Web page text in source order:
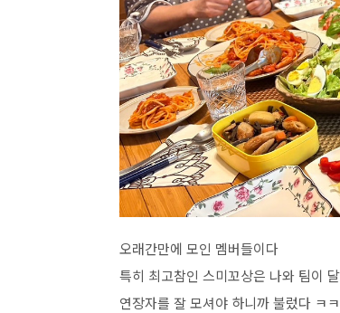
오래간만에 모인 멤버들이다
특히 최고참인 스미꼬상은 나와 팀이
연장자를 잘 모셔야 하니까 불렀다 ㅋ